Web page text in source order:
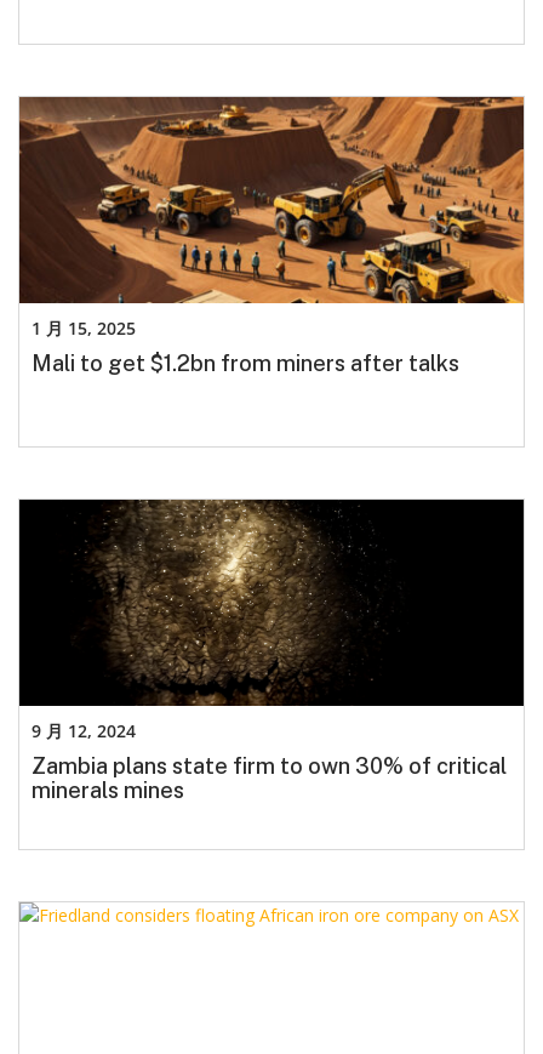
Mali to get $1.2bn from miners after talks
1 月 15, 2025
Zambia plans state firm to own 30% of critical
minerals mines
9 月 12, 2024